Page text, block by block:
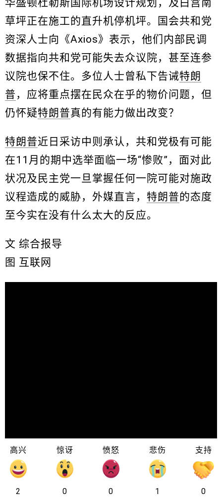
华盛顿杜勒斯国际机场设计规划，及白宫南
草坪正在施工的直升机停机坪。国会共和党
资深人士向《Axios》表示，他们内部民调
数据指向共和党可能失去众议院，甚至连参
议院也保不住。多位人士曾私下告诫特朗
普 ，应将重点摆在民众在乎的物价问题，但
仍怀疑特朗普真的有能力做出改变？
特朗普近日采访中则承认，共和党极有可能
在11月的期中选举面临一场“惨败”，面对此
状况及民主党一旦掌握任何一院可能对施政
议程造成的威胁，外媒直言， 特朗普的态度
至今实在没有什么太大的反应。
文 综合报导
图 互联网
高兴
2
惊讶
0
愤怒
0
悲伤
1
支持
0